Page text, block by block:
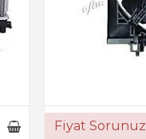
Fiyat Sorunuz